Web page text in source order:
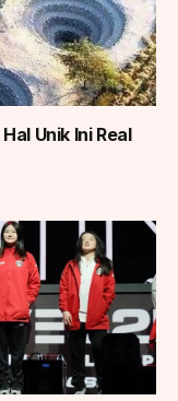
Unik Ini Real